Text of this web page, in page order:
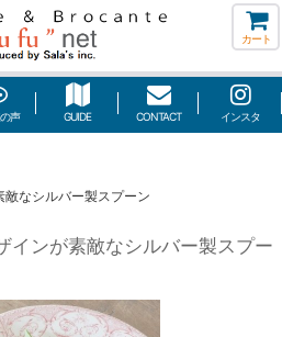
カート
声 GUIDE CONTACT インスタ
なシルバー製スプーン
インが素敵なシルバー製スプー